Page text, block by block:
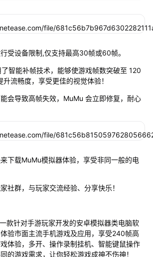
受设备限制,仅支持最高30帧或60帧。
智能补帧技术，能够使游戏帧数突破至 120
流畅度，享受更佳的视觉体验！
会导致高帧失效，MuMu 会立即修复，耐心
下载MuMu模拟器体验，享受非同一般的电
社群，与玩家交流经验、分享快乐！
款针对手游玩家开发的安卓模拟器类电脑软
验市面主流手机游戏及应用，享受240帧高
体验，多开、操作录制挂机、智能键鼠操作
的游戏需求，让你轻松游戏成神不伤神！